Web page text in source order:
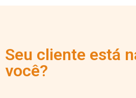
Seu cliente está
você?